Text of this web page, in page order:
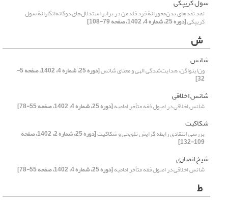
سول کریپکی
نقد نقدهای بدن‌محورانۀ فرد فلدمن در برابر استدلال‌های دوگانه‌انگارانۀ سول
کریپکی[دوره 25، شماره 4، 1402، صفحه 79-108]
ش
شانس
ون‌اینواگن، هدایت‌شدگی الهی و معنای شانس [دوره 25، شماره 4، 1402، صفحه 5-
32]
شانس اخلاقی
شانس اخلاقی در اصول فقه متأخر امامیه[دوره 25، شماره 4، 1402، صفحه 55-78]
شکاکیت
بررسی انتقادی رابطه گرایش تلویحی و شکاکیت [دوره 25، شماره 2، 1402، صفحه
109-132]
شیخ انصاری
شانس اخلاقی در اصول فقه متأخر امامیه[دوره 25، شماره 4، 1402، صفحه 55-78]
ط